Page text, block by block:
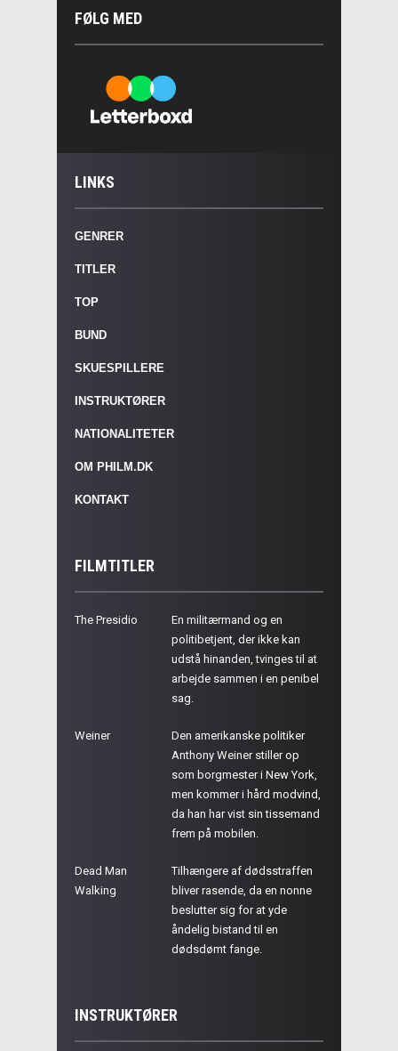
FØLG MED
LINKS
GENRER
TITLER
TOP
BUND
SKUESPILLERE
INSTRUKTØRER
NATIONALITETER
OM PHILM.DK
KONTAKT
FILMTITLER
The Presidio
En militærmand og en
politibetjent, der ikke kan
udstå hinanden, tvinges til at
arbejde sammen i en penibel
sag.
Weiner
Den amerikanske politiker
Anthony Weiner stiller op
som borgmester i New York,
men kommer i hård modvind,
da han har vist sin tissemand
frem på mobilen.
Dead Man
Walking
Tilhængere af dødsstraffen
bliver rasende, da en nonne
beslutter sig for at yde
åndelig bistand til en
dødsdømt fange.
INSTRUKTØRER